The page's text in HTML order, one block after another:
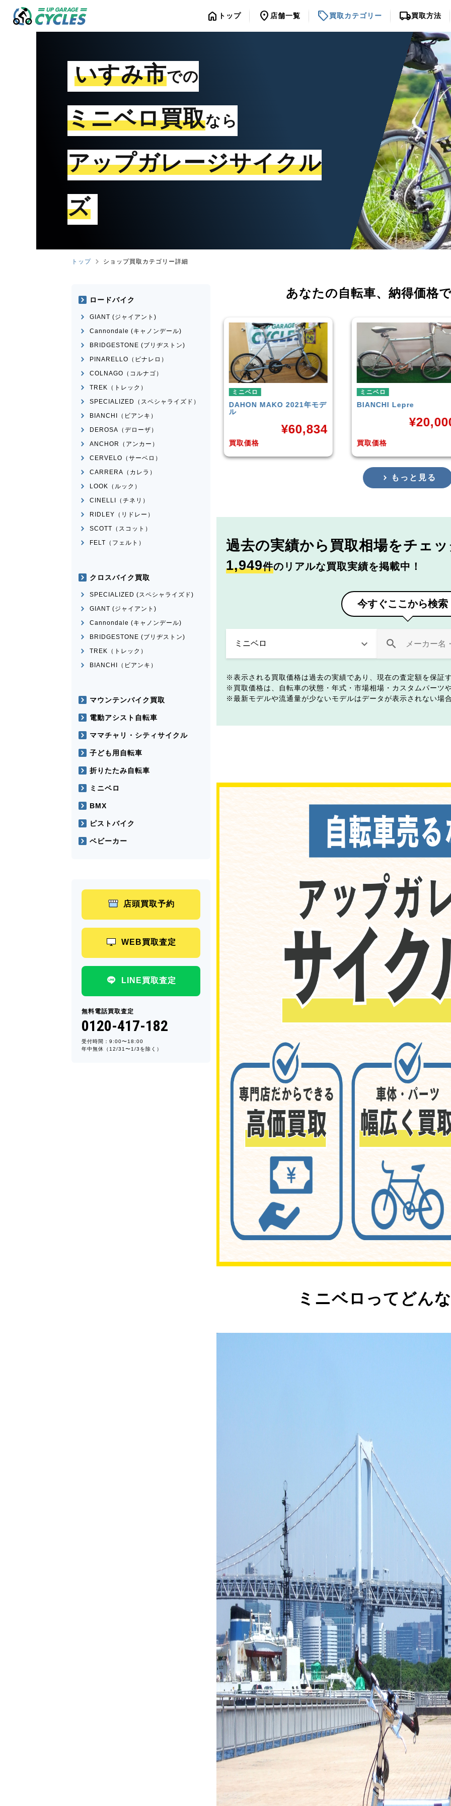
home トップ location_on 店舗一覧 sell買取カテゴリー local_shipping買取方法
いすみ市での
ミニベロ買取なら
アップガレージサイクル
ズ
トップ ショップ買取カテゴリー詳細
あなたの自転車、 納得価格
ミニベロ
ANDEX NS451-S
36,000
DAHONMAKO 2021年モデ
ル
買取価格
BIANCHILepre
¥
tern
もっと見る
過去の実績から 買取相場をチェ
1,949件のリアルな買取実績を掲載中！
今すぐここから検索
表示される買取価格は過去の実績であり、現在の査定額を保証
買取価格は、自転車の状態・年式・市場相場・カスタムパーツ
最新モデルや流通量が少ないモデルはデータが表示されない場
ミニベロってどん
ロードバイク
GIANT (ジャイアント)
Cannondale (キャノンデール)
BRIDGESTONE (ブリヂストン)
PINARELLO（ピナレロ）
COLNAGO（コルナゴ）
TREK（トレック）
SPECIALIZED（スペシャライズド）
BIANCHI（ビアンキ）
DEROSA（デローザ）
ANCHOR（アンカー）
CERVELO（サーベロ）
CARRERA（カレラ）
LOOK（ルック）
CINELLI（チネリ）
RIDLEY（リドレー）
SCOTT（スコット）
FELT（フェルト）
クロスバイク買取
SPECIALIZED (スペシャライズド)
GIANT (ジャイアント)
Cannondale (キャノンデール)
BRIDGESTONE (ブリヂストン)
TREK（トレック）
BIANCHI（ビアンキ）
マウンテンバイク買取
電動アシスト自転車
ママチャリ・シティサイクル
子ども用自転車
折りたたみ自転車
ミニベロ
BMX
ピストバイク
ベビーカー
店頭買取予約
WEB買取査定
LINE買取査定
無料電話買取査定
0120-417-182
受付時間：9:00〜18:00
年中無休（12/31〜1/3を除く）